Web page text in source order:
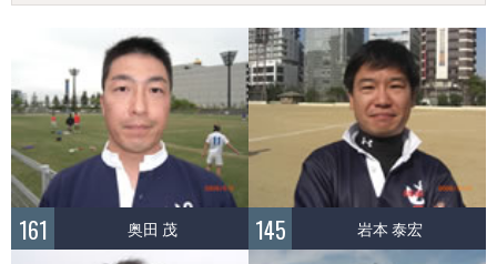
161 奥田 茂 145 岩本 泰宏